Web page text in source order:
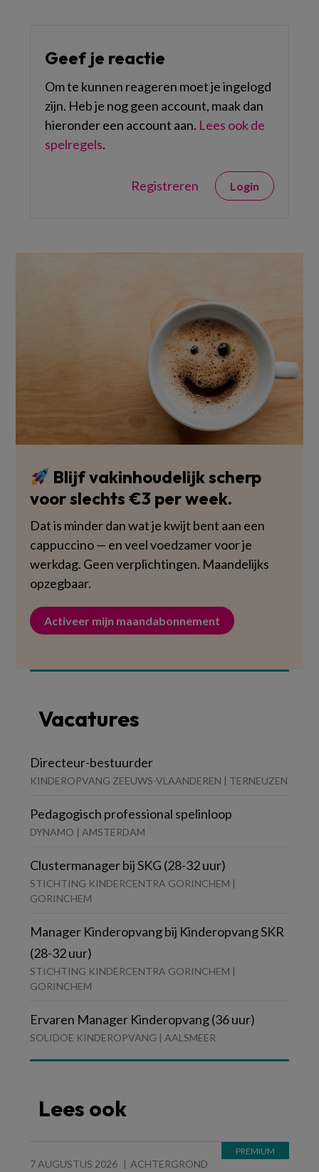
Geef je reactie
Om te kunnen reageren moet je ingelogd
zijn. Heb je nog geen account, maak dan
hieronder een account aan. Lees ook de
spelregels.
Registreren Login
Blijf vakinhoudelijk scherp
voor slechts €3 per week.
Dat is minder dan wat je kwijt bent aan een
cappuccino — en veel voedzamer voor je
werkdag. Geen verplichtingen. Maandelijks
opzegbaar.
Activeer mijn maandabonnement
Vacatures
Directeur-bestuurder
KINDEROPVANG ZEEUWS-VLAANDEREN | TERNEUZEN
Pedagogisch professional spelinloop
DYNAMO | AMSTERDAM
Clustermanager bij SKG (28-32 uur)
STICHTING KINDERCENTRA GORINCHEM |
GORINCHEM
Manager Kinderopvang bij Kinderopvang SKR
(28-32 uur)
STICHTING KINDERCENTRA GORINCHEM |
GORINCHEM
Ervaren Manager Kinderopvang (36 uur)
SOLIDOE KINDEROPVANG | AALSMEER
Lees ook
7 AUGUSTUS 2026 ACHTERGROND